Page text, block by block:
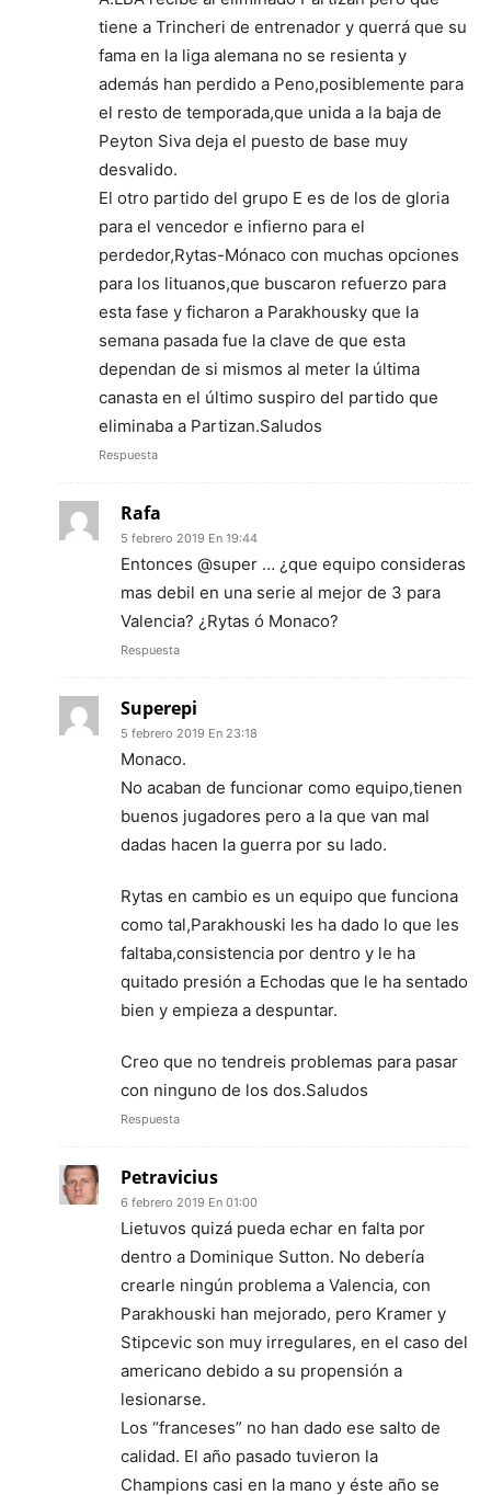
tiene a Trincheri de entrenador y querrá que su
fama en la liga alemana no se resienta y
además han perdido a Peno,posiblemente para
el resto de temporada,que unida a la baja de
Peyton Siva deja el puesto de base muy
desvalido.
El otro partido del grupo E es de los de gloria
para el vencedor e infierno para el
perdedor,Rytas-Mónaco con muchas opciones
para los lituanos,que buscaron refuerzo para
esta fase y ficharon a Parakhousky que la
semana pasada fue la clave de que esta
dependan de si mismos al meter la última
canasta en el último suspiro del partido que
eliminaba a Partizan.Saludos
Respuesta
Rafa
5 febrero 2019 En 19:44
Entonces @super … ¿que equipo consideras
mas debil en una serie al mejor de 3 para
Valencia? ¿Rytas ó Monaco?
Respuesta
Superepi
5 febrero 2019 En 23:18
Monaco.
No acaban de funcionar como equipo,tienen
buenos jugadores pero a la que van mal
dadas hacen la guerra por su lado.
Rytas en cambio es un equipo que funciona
como tal,Parakhouski les ha dado lo que les
faltaba,consistencia por dentro y le ha
quitado presión a Echodas que le ha sentado
bien y empieza a despuntar.
Creo que no tendreis problemas para pasar
con ninguno de los dos.Saludos
Respuesta
Petravicius
6 febrero 2019 En 01:00
Lietuvos quizá pueda echar en falta por
dentro a Dominique Sutton. No debería
crearle ningún problema a Valencia, con
Parakhouski han mejorado, pero Kramer y
Stipcevic son muy irregulares, en el caso del
americano debido a su propensión a
lesionarse.
Los “franceses” no han dado ese salto de
calidad. El año pasado tuvieron la
Champions casi en la mano y éste año se